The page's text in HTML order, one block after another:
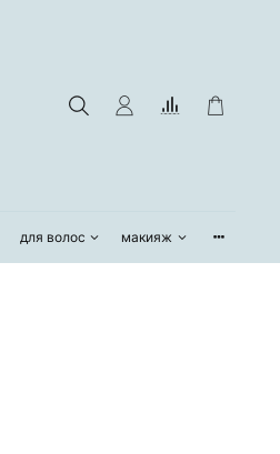
для волос макияж